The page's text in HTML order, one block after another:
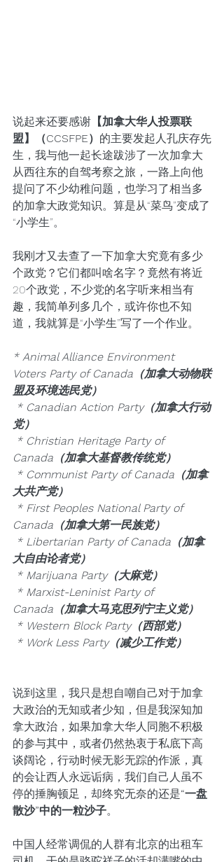
说起来还要感谢 【加拿大华人投票联
盟】（CCSFPE） 的主要发起人孔庆存先
生，我与他一起长途跋涉了一次加拿大
从西往东的自驾考察之旅，一路上向他
提问了不少幼稚问题，也学习了相当多
的加拿大政党知识。算是从“菜鸟”变成了
“小学生”。
我刚才又去查了一下加拿大究竟有多少
个政党？它们都叫啥名字？竟然有将近
20个政党，不少党的名字听来相当有
趣，我简单列多几个，或许你也不知
道，我就算是“小学生”写了一个作业。
* Animal Alliance Environment
Voters Party of Canada（加拿大动物联
盟及环境选民党）
党）
Canada（加拿大基督教传统党）
大共产党）
Canada（加拿大第一民族党）
大自由论者党）
* Marijuana Party（大麻党）
Canada（加拿大马克思列宁主义党）
* Western Block Party（西部党）
* Work Less Party（减少工作党）
说到这里，我只是想自嘲自己对于加拿
大政治的无知或者少知，但是我深知加
拿大政治，如果加拿大华人同胞不积极
的参与其中，或者仍然热衷于私底下高
谈阔论，行动时候无影无踪的作派，真
的会让西人永远诟病，我们自己人虽不
停的捶胸顿足，却终究无奈的还是“一盘
散沙”中的一粒沙子。
中国人经常调侃的人群有北京的出租车